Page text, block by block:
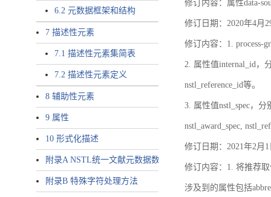
6.2 元数据框架和结构
7 描述性元素
7.1 描述性元素集简表
7.2 描述性元素定义
8 辅助性元素
9 属性
10 形式化描述
附录A NSTL统一文献元数据数据唯一标识符规则
附录B 特殊字符处理方法
修订内容：属性data-
修订日期：2020年4月
修订内容：1. process-
2. 属性值internal_id，
nstl_reference_id等。
3. 属性值nstl_spec，分
nstl_award_spec,
修订日期：2021年2月1
修订内容：1. 将推荐
涉及到的属性包括